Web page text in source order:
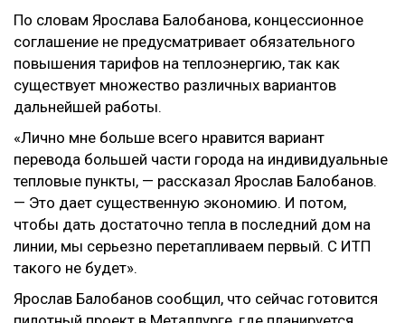
По словам Ярослава Балобанова, концессионное
соглашение не предусматривает обязательного
повышения тарифов на теплоэнергию, так как
существует множество различных вариантов
дальнейшей работы.
«Лично мне больше всего нравится вариант
перевода большей части города на индивидуальные
тепловые пункты, — рассказал Ярослав Балобанов.
— Это дает существенную экономию. И потом,
чтобы дать достаточно тепла в последний дом на
линии, мы серьезно перетапливаем первый. С ИТП
такого не будет».
Ярослав Балобанов сообщил, что сейчас готовится